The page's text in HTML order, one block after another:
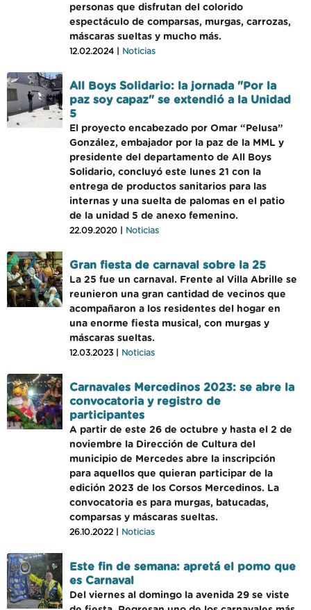
personas que disfrutan del colorido
espectáculo de comparsas, murgas, carrozas,
máscaras sueltas y mucho más.
12.02.2024 | Noticias
All Boys Solidario: la jornada "Por la
paz soy capaz" se extendió a la Unidad
5
El proyecto encabezado por Omar “Pelusa”
González, embajador por la paz de la MML y
presidente del departamento de All Boys
Solidario, concluyó este lunes 21 con la
entrega de productos sanitarios para las
internas y una suelta de palomas en el patio
de la unidad 5 de anexo femenino.
22.09.2020 | Noticias
Gran fiesta de carnaval sobre la 25
La 25 fue un carnaval. Frente al Villa Abrille se
reunieron una gran cantidad de vecinos que
acompañaron a los residentes del hogar en
una enorme fiesta musical, con murgas y
máscaras sueltas.
12.03.2023 | Noticias
Carnavales Mercedinos 2023: se abre la
convocatoria y registro de
participantes
A partir de este 26 de octubre y hasta el 2 de
noviembre la Dirección de Cultura del
municipio de Mercedes abre la inscripción
para aquellos que quieran participar de la
edición 2023 de los Corsos Mercedinos. La
convocatoria es para murgas, batucadas,
comparsas y máscaras sueltas.
26.10.2022 | Noticias
Este fin de semana: apretá el pomo que
es Carnaval
Del viernes al domingo la avenida 29 se viste